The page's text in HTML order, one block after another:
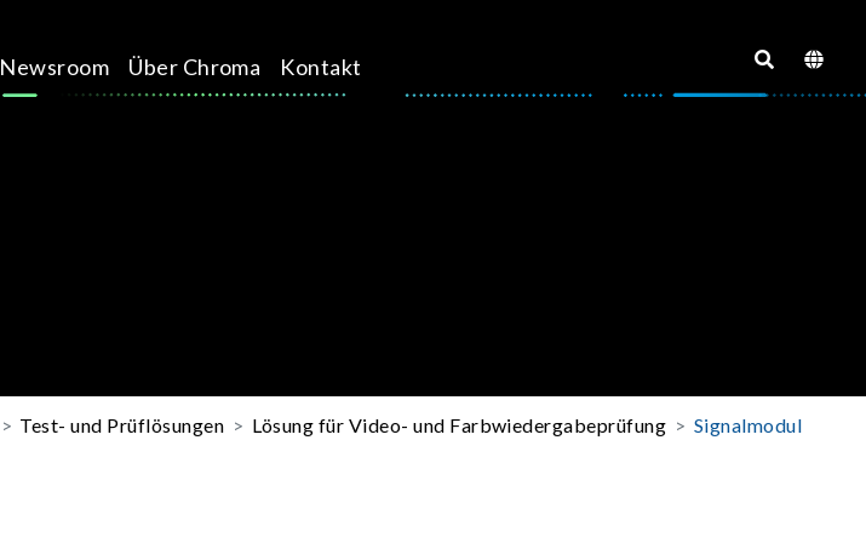
Newsroom Über Chroma Kontakt
Test- und Prüflösungen Lösung für Video- und Farbwiedergabeprüfung Signalmodul